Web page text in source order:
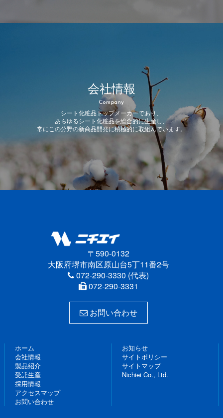
会社情報
Company
シート化粧品トップメーカーであり、
あらゆるシート化粧品を総合的に生産し、
常にこの分野の新商品開発に積極的に取組んでいます。
〒590-0132
大阪府堺市南区原山台5丁11番2号
072-290-3330 (代表)
072-290-3331
お問い合わせ
ホーム
会社情報
製品紹介
受託生産
採用情報
アクセスマップ
お問い合わせ
お知らせ
サイトポリシー
サイトマップ
Nichiei Co., Ltd.